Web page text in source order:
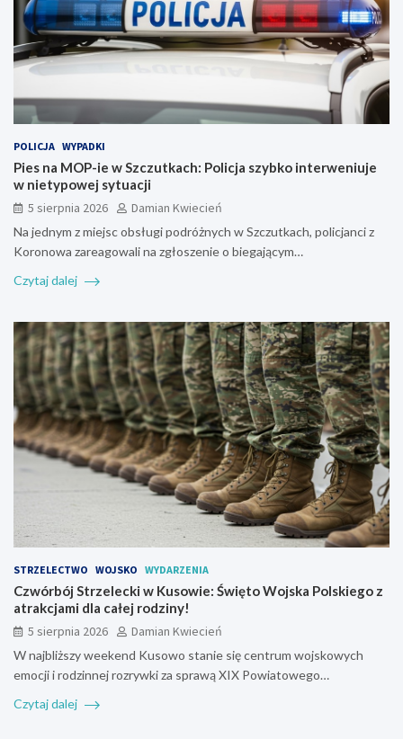
POLICJA WYPADKI
Pies na MOP-ie w Szczutkach: Policja szybko interweniuje
w nietypowej sytuacji
5 sierpnia 2026
Damian Kwiecień
Na jednym z miejsc obsługi podróżnych w Szczutkach, policjanci z
Koronowa zareagowali na zgłoszenie o biegającym…
Czytaj dalej
STRZELECTWO WOJSKO WYDARZENIA
Czwórbój Strzelecki w Kusowie: Święto Wojska Polskiego z
atrakcjami dla całej rodziny!
5 sierpnia 2026
Damian Kwiecień
W najbliższy weekend Kusowo stanie się centrum wojskowych
emocji i rodzinnej rozrywki za sprawą XIX Powiatowego…
Czytaj dalej